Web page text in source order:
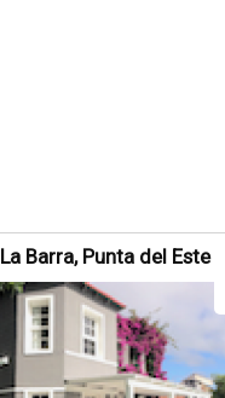
La Barra, Punta del Este